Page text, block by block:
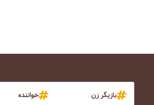
بازیگر زن
خواننده